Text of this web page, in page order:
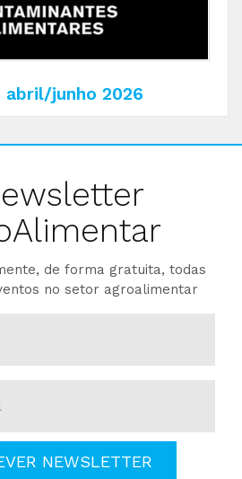
abril/junho 2026
de forma gratuita, todas
no setor agroalimentar
NEWSLETTER